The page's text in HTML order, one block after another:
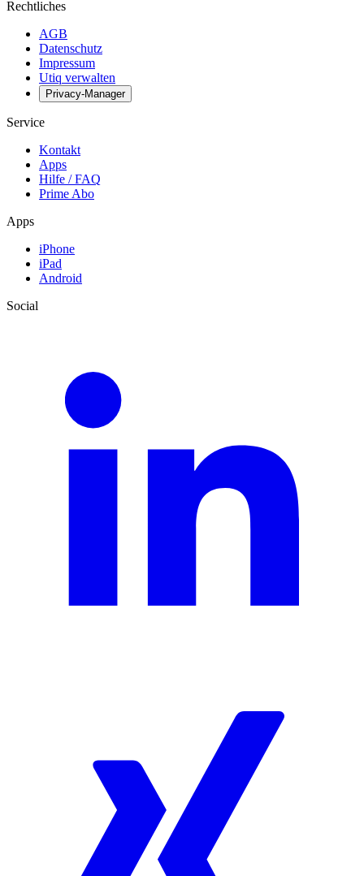
Rechtliches
AGB
Datenschutz
Impressum
Utiq verwalten
Privacy-Manager
Service
Kontakt
Apps
Hilfe / FAQ
Prime Abo
Apps
iPhone
iPad
Android
Social